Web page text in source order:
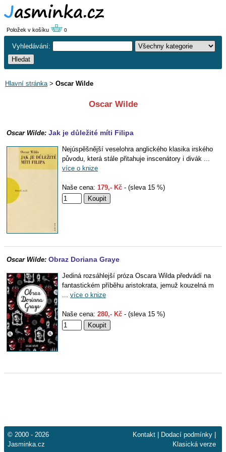
Položek v košíku 0
Vyhledávání:
Hlavní stránka> Oscar Wilde
Oscar Wilde
Oscar Wilde: Jak je důležité míti Filipa
Nejúspěšnější veselohra anglického klasika irského
původu, která stále přitahuje inscenátory i divák ...
více o knize
Naše cena: 179,- Kč - (sleva 15 %)
Oscar Wilde: Obraz Doriana Graye
Jediná rozsáhlejší próza Oscara Wilda předvádí na
fantastickém příběhu aristokrata, jemuž kouzelná m
... více o knize
Naše cena: 280,- Kč - (sleva 15 %)
© 2000 - 2026
Jasminka.cz
Kontakt Dodací podmínky